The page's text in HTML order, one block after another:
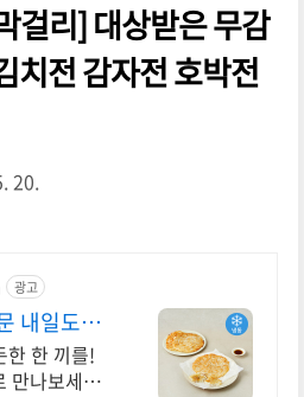
걸리] 대상받은 무감
치전 감자전 호박전
20.
광고
내일도착
한 한 끼를!
만나보세요.